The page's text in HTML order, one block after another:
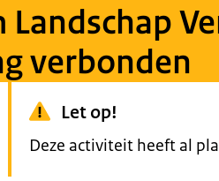
Landschap
verbonden
Let op!
Deze activiteit heeft al